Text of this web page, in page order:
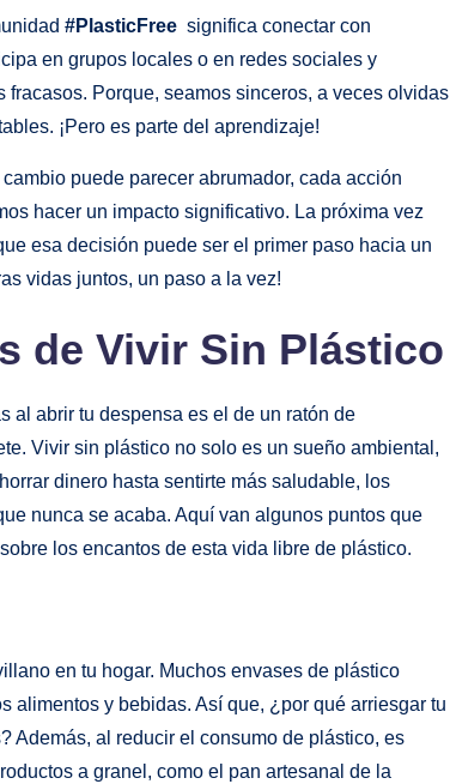
#PlasticFree ⁣ significa conectar con
en⁣ grupos locales⁢ o en redes sociales ‌y⁤
‌Porque, ‌seamos ​sinceros, a⁢ veces ⁢olvidas
¡Pero ‌es parte del aprendizaje!
puede parecer abrumador, cada acción
hacer un‍ impacto significativo. ​La próxima vez⁣
esa decisión puede ​ser el primer paso⁤ hacia ⁣un
vidas juntos, un ​paso a‍ la vez!
de Vivir Sin​ Plástico
al abrir tu despensa es ​el de un ratón de
Vivir sin plástico no solo es un sueño‍ ambiental,‌
dinero hasta sentirte más ​saludable,⁤ los
nunca se acaba. Aquí van algunos puntos⁢ que
los ⁢encantos de​ esta vida libre de plástico.
en tu​ hogar.⁢ Muchos envases ​de plástico
alimentos y bebidas. Así‍ que,‌ ¿por qué ⁣arriesgar⁣ tu
Además, al reducir‌ el⁣ consumo de plástico, ​es
a granel, como el pan ​artesanal de la